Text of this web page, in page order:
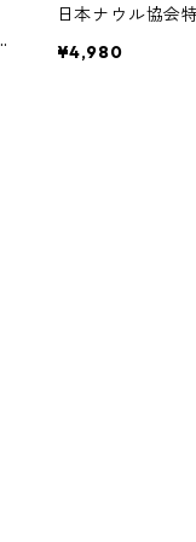
日本ナウル協会
¥4,980